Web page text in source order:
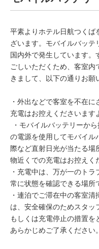
平素よりホテル日航つくば
ざいます。モバイルバッテ
国内外で発生しています
ごしいただくため、客室
きまして、以下の通りお願
・外出などで客室を不在
充電はお控えくださいます
・モバイルバッテリーか
の電源を使用してモバイル
際など直射日光が当たる場
物近くでの充電はお控えく
・充電中は、万が一のト
常に状態を確認できる場所
・連泊でご滞在中の客室
は、安全確保のためスタッ
もしくは充電停止の措置を
あらかじめご了承ください。